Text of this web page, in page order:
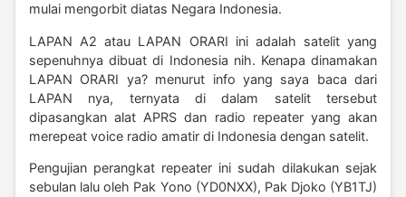
mulai mengorbit diatas Negara Indonesia.
LAPAN A2 atau LAPAN ORARI ini adalah satelit yang
sepenuhnya dibuat di Indonesia nih. Kenapa dinamakan
LAPAN ORARI ya? menurut info yang saya baca dari
LAPAN nya, ternyata di dalam satelit tersebut
dipasangkan alat APRS dan radio repeater yang akan
merepeat voice radio amatir di Indonesia dengan satelit.
Pengujian perangkat repeater ini sudah dilakukan sejak
sebulan lalu oleh Pak Yono (YD0NXX), Pak Djoko (YB1TJ)